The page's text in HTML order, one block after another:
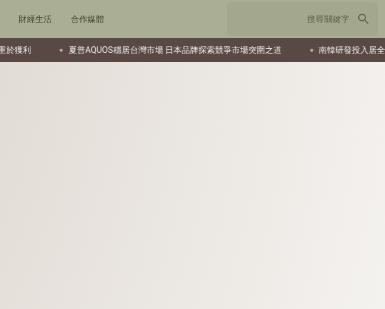
財經生活 合作媒體 search
夏普AQUOS穩居台灣市場 日本品牌探索競爭市場突圍之道 南韓研發投入居全球前段